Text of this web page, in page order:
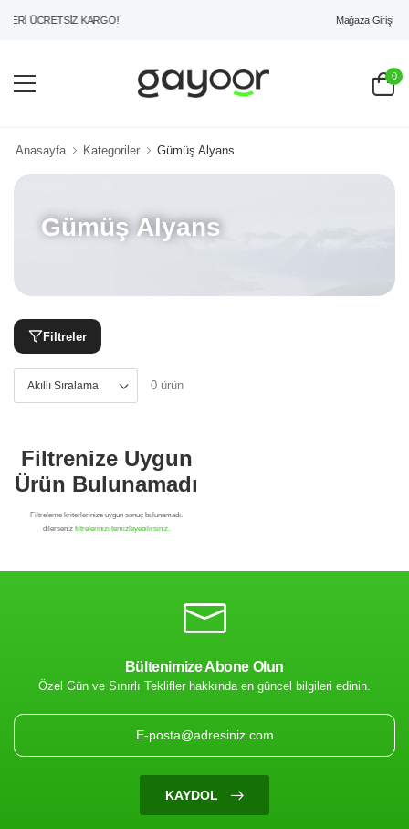
ÜCRETSİZ KARGO! Mağaza Girişi
0
Anasayfa Kategoriler Gümüş Alyans
Gümüş Alyans
Filtreler
0 ürün
Filtrenize Uygun
Ürün Bulunamadı
Bültenimize Abone Olun
Özel Gün ve Sınırlı Teklifler hakkında en güncel bilgileri edinin.
KAYDOL